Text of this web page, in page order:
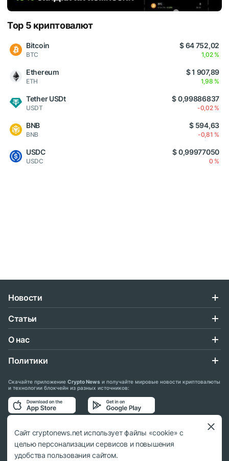
Top 5 криптовалют
Bitcoin
BTC
$ 64 752,02
1,02 %
Ethereum
ETH
$ 1 907,89
1,98 %
Tether USDt
USDT
$ 0,99886837
-0,02 %
BNB
BNB
$ 594,63
-0,81 %
USDC
USDC
$ 0,99977050
0 %
Новости
Статьи
О нас
Политики
Скачайте приложение Crypto News и получайте мировые новости криптовалюты
и технологии блокчейн из разных источников:
Подписывайтесь на нас в социальных сетях:
Сайт cryptonews.net использует файлы «cookie» с
целью персонализации сервисов и повышения
удобства пользования сайтом.